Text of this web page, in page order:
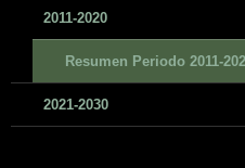
2011-2020
Resumen Periodo 2011-
2021-2030